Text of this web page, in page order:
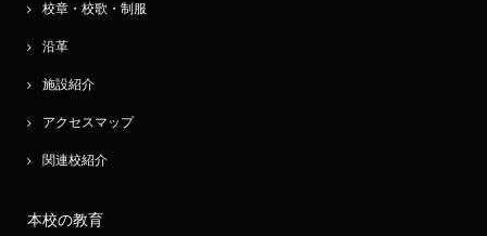
校章・校歌・制服
沿革
施設紹介
アクセスマップ
関連校紹介
本校の教育